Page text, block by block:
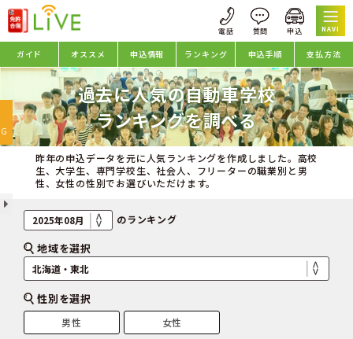
NAVI
ガイド オススメ 申込情報 ランキング 申込手順 支払方法
過去に人気の自動車学校
ランキングを調べる
昨年の申込データを元に人気ランキングを作成しました。高校
生、大学生、専門学校生、社会人、フリーターの職業別と男
性、女性の性別でお選びいただけます。
のランキング
地域を選択
性別を選択
男性 女性